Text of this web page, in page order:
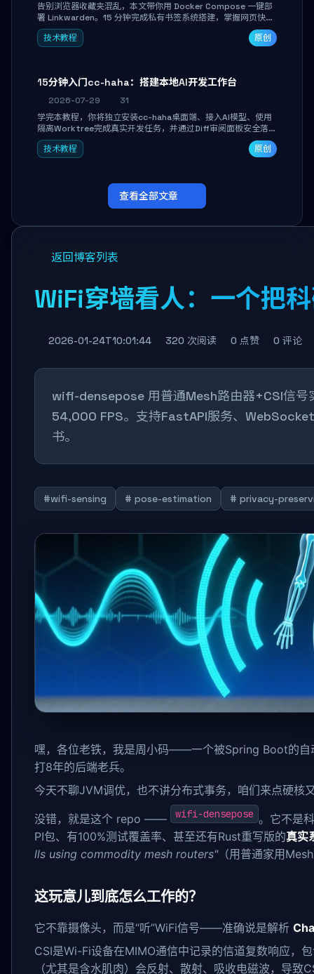
告别浏览器收藏夹混乱，本文带你用 Docker Compose 一键部
署 Linkwarden。15 分钟完成私有书签系统搭建，掌握网页快照
归档、高亮批注、分类管理与全文搜索。适合开发者与知识工作
者打造个人知识库，资料统一归档，随时检索。
技术教程 原创
15分钟入门cc-haha：搭建本地AI开发工作台
2026-07-29
31
学完本教程，你将独立安装cc-haha桌面端、接入AI模型、使用
隔离Worktree完成真实开发任务，并通过Diff审阅面板安全落地
AI代码改写。告别终端黑盒操作，让AI在沙箱环境中工作，你只
做审阅和决策。
技术教程 原创
查看全部文章
返回博客列表
WiFi穿墙看人：一个把
2026-01-24T10:01:44 320 次阅读 0 点赞 0 评论
wifi-densepose 用普通Mesh路由器+CSI信
54,000 FPS。支持FastAPI服务、
书。
#wifi-sensing # pose-estimation # privacy-
嘿，各位老铁，我是周小码——一个被Spring Boot的自
打8年的后端老兵。
今天不聊JVM调优，也不讲分布式事务，咱们来点硬核
没错，就是这个 repo —— wifi-densepose 。它不是
PI包、有100%测试覆盖率、甚至还有Rust重写版的真实
lls using commodity mesh routers"（用普通家用
这玩意儿到底怎么工作的？
它不靠摄像头，而是“听”WiFi信号——准确说是解析
CSI是Wi-Fi设备在MIMO通信中记录的信道复数响应，
（尤其是含水肌肉）会反射、散射、吸收电磁波，导